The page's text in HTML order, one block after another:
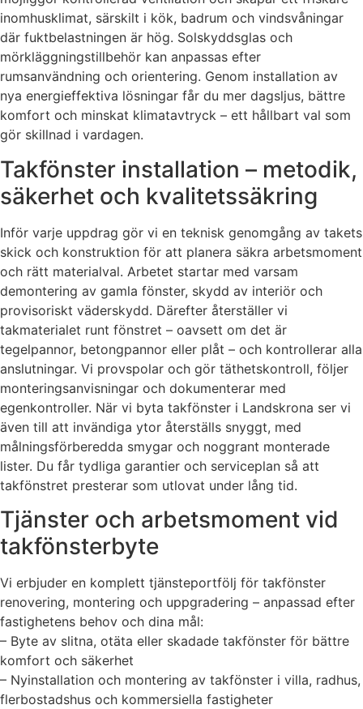
inomhusklimat, särskilt i kök, badrum och vindsvåningar
där fuktbelastningen är hög. Solskyddsglas och
mörkläggningstillbehör kan anpassas efter
rumsanvändning och orientering. Genom installation av
nya energieffektiva lösningar får du mer dagsljus, bättre
komfort och minskat klimatavtryck – ett hållbart val som
gör skillnad i vardagen.
Takfönster installation – metodik,
säkerhet och kvalitetssäkring
Inför varje uppdrag gör vi en teknisk genomgång av takets
skick och konstruktion för att planera säkra arbetsmoment
och rätt materialval. Arbetet startar med varsam
demontering av gamla fönster, skydd av interiör och
provisoriskt väderskydd. Därefter återställer vi
takmaterialet runt fönstret – oavsett om det är
tegelpannor, betongpannor eller plåt – och kontrollerar alla
anslutningar. Vi provspolar och gör täthetskontroll, följer
monteringsanvisningar och dokumenterar med
egenkontroller. När vi byta takfönster i Landskrona ser vi
även till att invändiga ytor återställs snyggt, med
målningsförberedda smygar och noggrant monterade
lister. Du får tydliga garantier och serviceplan så att
takfönstret presterar som utlovat under lång tid.
Tjänster och arbetsmoment vid
takfönsterbyte
Vi erbjuder en komplett tjänsteportfölj för takfönster
renovering, montering och uppgradering – anpassad efter
fastighetens behov och dina mål:
– Byte av slitna, otäta eller skadade takfönster för bättre
komfort och säkerhet
– Nyinstallation och montering av takfönster i villa, radhus,
flerbostadshus och kommersiella fastigheter